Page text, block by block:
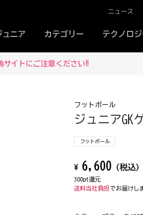
ュニア カテゴリー テクノロジ
ニュース
サイトにご注意ください‼
フットボール
ジュニアGK
フットボール
¥ 6,600 (税込)
300pt還元
送料当社負担 でお届けし